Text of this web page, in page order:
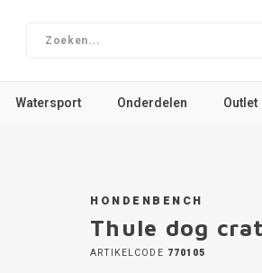
Watersport Onderdelen Outlet
HONDENBENCH
Thule dog
ARTIKELCODE 770105